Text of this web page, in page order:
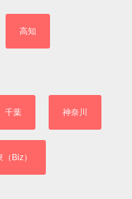
高知
千葉 神奈川
（Biz）